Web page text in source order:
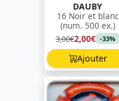
DAUBY
16 Noir et blanc
(num. 500 ex.)
3,00€2,00€ -33%
Ajouter